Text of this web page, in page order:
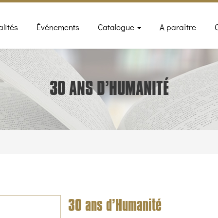
Événements Catalogue A paraître
30 ANS D’HUMANITÉ
30 ans d’Humanité